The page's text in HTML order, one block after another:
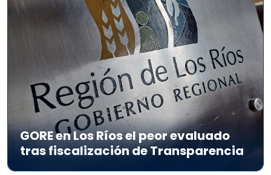
GORE en Los Ríos el peor evaluado
tras fiscalización de Transparencia